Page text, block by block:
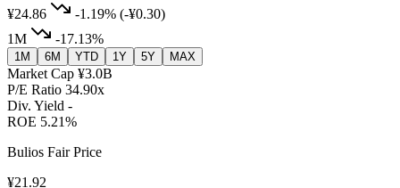
¥24.86 -1.19% (-¥0.30)
1M
-17.13%
1M 6M YTD 1Y 5Y MAX
Market Cap ¥3.0B
P/E Ratio 34.90x
Div. Yield -
ROE 5.21%
Bulios Fair Price
¥21.92